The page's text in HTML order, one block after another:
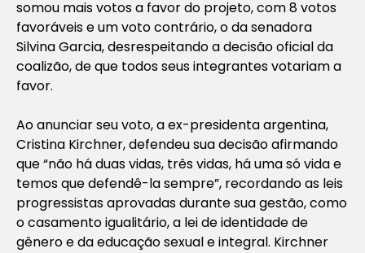
somou mais votos a favor do projeto, com 8 votos
favoráveis e um voto contrário, o da senadora
Silvina Garcia, desrespeitando a decisão oficial da
coalizão, de que todos seus integrantes votariam a
favor.
Ao anunciar seu voto, a ex-presidenta argentina,
Cristina Kirchner, defendeu sua decisão afirmando
que “não há duas vidas, três vidas, há uma só vida e
temos que defendê-la sempre”, recordando as leis
progressistas aprovadas durante sua gestão, como
o casamento igualitário, a lei de identidade de
gênero e da educação sexual e integral. Kirchner